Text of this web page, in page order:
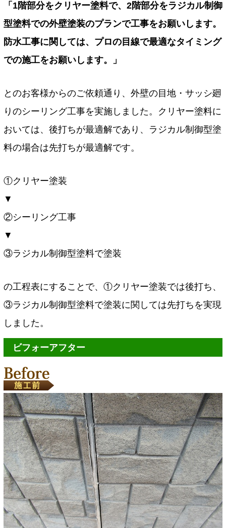
「1階部分をクリヤー塗料で、2階部分をラジカル制御
型塗料での外壁塗装のプランで工事をお願いします。
防水工事に関しては、プロの目線で最適なタイミング
での施工をお願いします。」
とのお客様からのご依頼通り、外壁の目地・サッシ廻
りのシーリング工事を実施しました。クリヤー塗料に
おいては、後打ちが最適解であり、ラジカル制御型塗
料の場合は先打ちが最適解です。
①クリヤー塗装
▼
②シーリング工事
▼
③ラジカル制御型塗料で塗装
の工程表にすることで、①クリヤー塗装では後打ち、
③ラジカル制御型塗料で塗装に関しては先打ちを実現
しました。
ビフォーアフター